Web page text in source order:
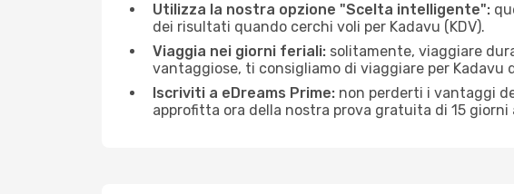
Utilizza la nostra opzione "Scelta intelligente":
dei risultati quando cerchi voli per Kadavu (KDV).
Viaggia nei giorni feriali: solitamente, viaggiare
vantaggiose, ti consigliamo di viaggiare per Kadavu
Iscriviti a eDreams Prime: non perderti i vantaggi
approfitta ora della nostra prova gratuita di 15